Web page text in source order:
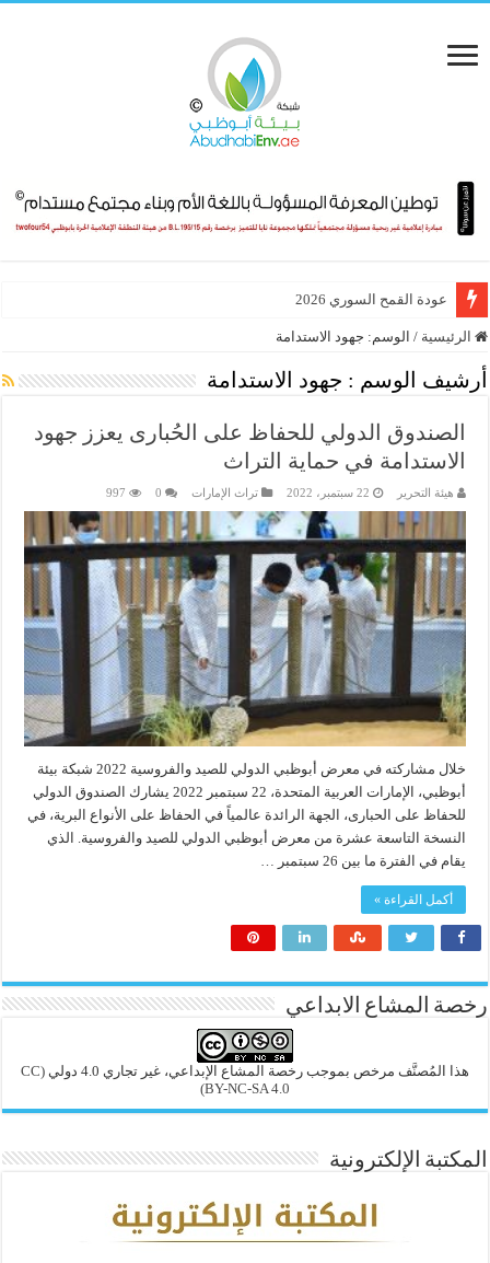
عودة القمح السوري 2026
هيئة البيئة – أبوظبي ودائرة البلديات والنقل تعززان تعاونهما ضمن مبادرات
الرئيسية / الوسم: جهود الاستدامة
أرشيف الوسم : جهود الاستدامة
الصندوق الدولي للحفاظ على الحُبارى يعزز جهود
الاستدامة في حماية التراث
هيئة التحرير 22 سبتمبر، 2022 تراث الإمارات 0
997
خلال مشاركته في معرض أبوظبي الدولي للصيد والفروسية 2022 شبكة بيئة
أبوظبي، الإمارات العربية المتحدة، 22 سبتمبر 2022 يشارك الصندوق الدولي
للحفاظ على الحبارى، الجهة الرائدة عالمياً في الحفاظ على الأنواع البرية، في
النسخة التاسعة عشرة من معرض أبوظبي الدولي للصيد والفروسية. الذي
يقام في الفترة ما بين 26 سبتمبر …
أكمل القراءة »
رخصة المشاع الابداعي
هذا المُصنَّف مرخص بموجب رخصة المشاع الإبداعي، غير تجاري 4.0 دولي
(CC
BY-NC-SA 4.0)
المكتبة الإلكترونية